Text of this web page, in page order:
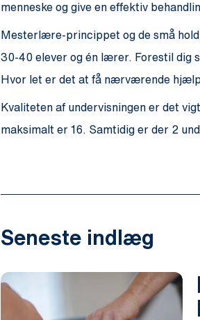
menneske og give en effektiv
Mesterlære-princippet og de små
30-40 elever og én lærer. Forestil dig
Hvor let er det at få nærværende
Kvaliteten af undervisningen er det
maksimalt er 16. Samtidig er der 2
Seneste indlæg